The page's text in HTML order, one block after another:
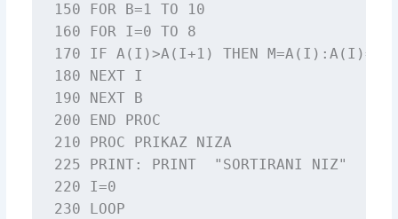
150 FOR B=1 TO 10
160 FOR I=0 TO 8
170 IF A(I)>A(I+1) THEN
180 NEXT I
190 NEXT B
200 END PROC
210 PROC PRIKAZ NIZA
225 PRINT: PRINT  "SORTIRANI NIZ"
220 I=0
230 LOOP